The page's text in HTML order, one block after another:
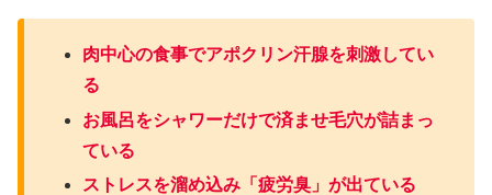
肉中心の食事でアポクリン汗腺を刺激してい
る
お風呂をシャワーだけで済ませ毛穴が詰まっ
ている
ストレスを溜め込み「疲労臭」が出ている